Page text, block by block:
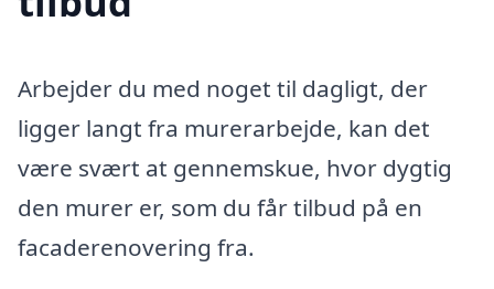
Arbejder du med noget til dagligt, der
ligger langt fra murerarbejde, kan det
være svært at gennemskue, hvor dygtig
den murer er, som du får tilbud på en
facaderenovering fra.